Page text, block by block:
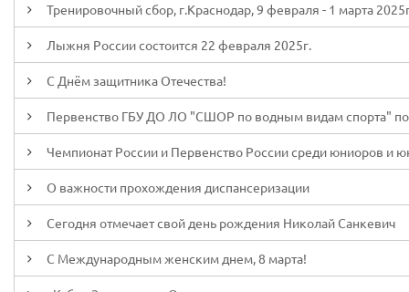
Тренировочный сбор, г.Краснодар, 9 февраля - 1 марта
Лыжня России состоится 22 февраля 2025г.
С Днём защитника Отечества!
Первенство ГБУ ДО ЛО "СШОР по водным видам спорта" по
Чемпионат России и Первенство России среди юниоров и
О важности прохождения диспансеризации
Сегодня отмечает свой день рождения Николай Санкевич
С Международным женским днем, 8 марта!